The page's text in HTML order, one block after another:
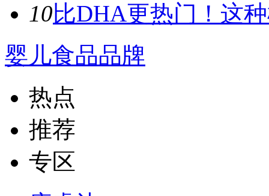
10比DHA更热门！这
婴儿食品品牌
热点
推荐
专区